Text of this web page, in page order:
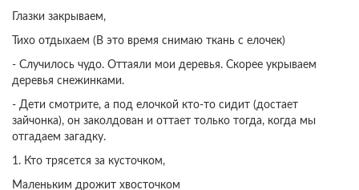
Глазки закрываем,
Тихо отдыхаем (В это время снимаю ткань с елочек)
- Случилось чудо. Оттаяли мои деревья. Скорее укрываем
деревья снежинками.
- Дети смотрите, а под елочкой кто-то сидит (достает
зайчонка), он заколдован и оттает только тогда, когда мы
отгадаем загадку.
1. Кто трясется за кусточком,
Маленьким дрожит хвосточком